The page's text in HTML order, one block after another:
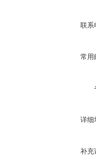
联系
常用
详细
补充